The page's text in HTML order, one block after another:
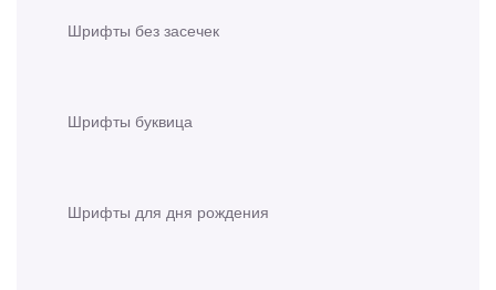
Шрифты без засечек
Шрифты буквица
Шрифты для дня рождения